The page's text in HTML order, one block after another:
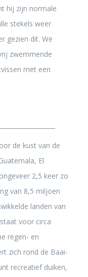
hij zijn normale
stekels weer
gezien dit. We
zwemmende
met een
de kust van de
El
2,5 keer zo
van 8,5 miljoen
landen van
voor circa
regen- en
zich rond de Baai-
recreatief duiken,